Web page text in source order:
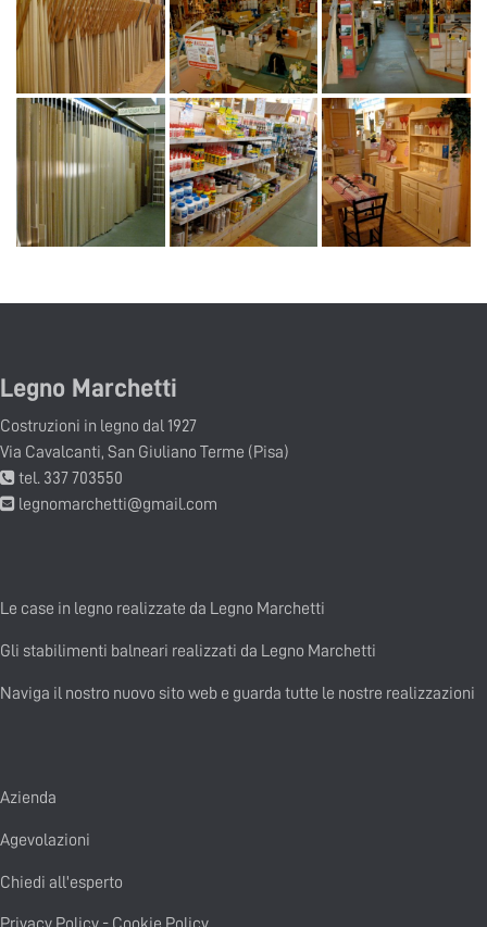
Legno Marchetti
Costruzioni in legno dal 1927
Via Cavalcanti, San Giuliano Terme (Pisa)
tel. 337 703550
legnomarchetti@gmail.com
Le case in legno realizzate da Legno Marchetti
Gli stabilimenti balneari realizzati da Legno Marchetti
Naviga il nostro nuovo sito web e guarda tutte le nostre realizzazioni
Azienda
Agevolazioni
Chiedi all'esperto